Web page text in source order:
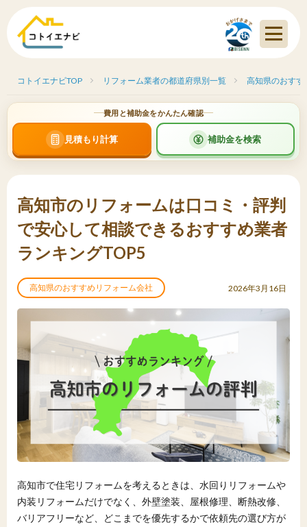
コトイエナビTOP リフォーム業者の都道府県別一覧 高知県のおす
費用と補助金をかんたん確認
見積もり計算 補助金を検索
高知市のリフォームは口コミ・評判
で安心して相談できるおすすめ業者
ランキングTOP5
高知県のおすすめリフォーム会社 2026年3月16日
高知市で住宅リフォームを考えるときは、水回りリフォームや
内装リフォームだけでなく、外壁塗装、屋根修理、断熱改修、
バリアフリーなど、どこまでを優先するかで依頼先の選び方が